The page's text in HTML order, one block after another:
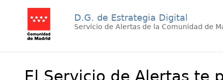
D.G. de Estrategia Digital
Servicio de Alertas de la Comunidad de
El Servicio de Alertas te